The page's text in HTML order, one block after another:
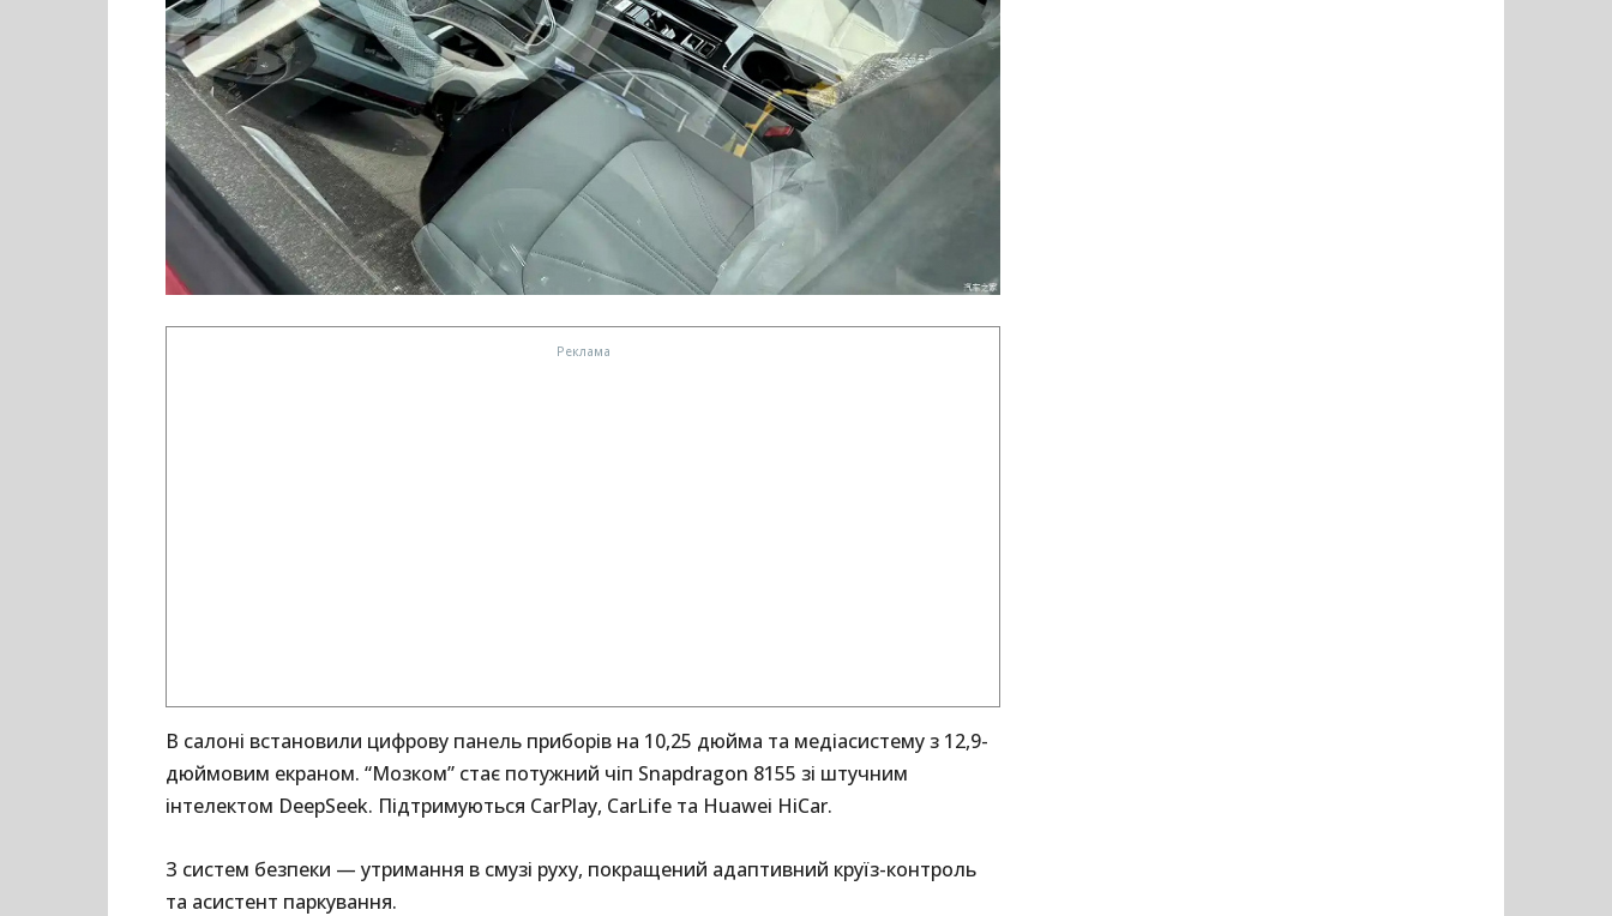
В салоні встановили цифрову панель приборів на 10,25 дюйма та медіасистему з 12,9-
дюймовим екраном. “Мозком” стає потужний чіп Snapdragon 8155 зі штучним
інтелектом DeepSeek. Підтримуються CarPlay, CarLife та Huawei HiCar.
З систем безпеки — утримання в смузі руху, покращений адаптивний круїз-контроль
та асистент паркування.